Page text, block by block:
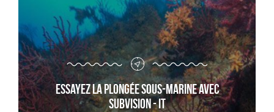
Essayez la plongée sous-marine avec
Subvision - it